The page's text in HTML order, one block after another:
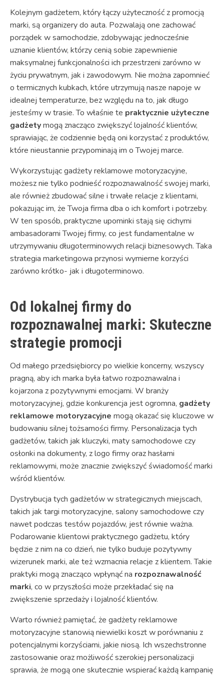
Kolejnym gadżetem, który łączy użyteczność z promocją
marki, są organizery do auta. Pozwalają one zachować
porządek w samochodzie, zdobywając jednocześnie
uznanie klientów, którzy cenią sobie zapewnienie
maksymalnej funkcjonalności ich przestrzeni zarówno w
życiu prywatnym, jak i zawodowym. Nie można zapomnieć
o termicznych kubkach, które utrzymują nasze napoje w
idealnej temperaturze, bez względu na to, jak długo
jesteśmy w trasie. To właśnie te praktycznie użyteczne
gadżetymogą znacząco zwiększyć lojalność klientów,
sprawiając, że codziennie będą oni korzystać z produktów,
które nieustannie przypominają im o Twojej marce.
Wykorzystując gadżety reklamowe motoryzacyjne,
możesz nie tylko podnieść rozpoznawalność swojej marki,
ale również zbudować silne i trwałe relacje z klientami,
pokazując im, że Twoja firma dba o ich komfort i potrzeby.
W ten sposób, praktyczne upominki stają się cichymi
ambasadorami Twojej firmy, co jest fundamentalne w
utrzymywaniu długoterminowych relacji biznesowych. Taka
strategia marketingowa przynosi wymierne korzyści
zarówno krótko- jak i długoterminowo.
Od lokalnej firmy do
rozpoznawalnej marki: Skuteczne
strategie promocji
Od małego przedsiębiorcy po wielkie koncerny, wszyscy
pragną, aby ich marka była łatwo rozpoznawalna i
kojarzona z pozytywnymi emocjami. W branży
motoryzacyjnej, gdzie konkurencja jest ogromna, gadżety
reklamowe motoryzacyjne mogą okazać się kluczowe w
budowaniu silnej tożsamości firmy. Personalizacja tych
gadżetów, takich jak kluczyki, maty samochodowe czy
osłonki na dokumenty, z logo firmy oraz hasłami
reklamowymi, może znacznie zwiększyć świadomość marki
wśród klientów.
Dystrybucja tych gadżetów w strategicznych miejscach,
takich jak targi motoryzacyjne, salony samochodowe czy
nawet podczas testów pojazdów, jest równie ważna.
Podarowanie klientowi praktycznego gadżetu, który
będzie z nim na co dzień, nie tylko buduje pozytywny
wizerunek marki, ale też wzmacnia relacje z klientem. Takie
praktyki mogą znacząco wpłynąć na rozpoznawalność
marki, co w przyszłości może przekładać się na
zwiększenie sprzedaży i lojalność klientów.
Warto również pamiętać, że gadżety reklamowe
motoryzacyjne stanowią niewielki koszt w porównaniu z
potencjalnymi korzyściami, jakie niosą. Ich wszechstronne
zastosowanie oraz możliwość szerokiej personalizacji
sprawia, że mogą one skutecznie wspierać każdą kampanię